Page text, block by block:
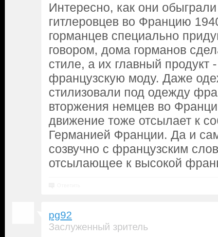
Интересно, как они
гитлеровцев во Францию
горманцев специально
говором, дома горманов
стиле, а их главный продукт
французскую моду. Даже
стилизовали под одежду
вторжения немцев во
движение тоже отсылает к
Германией Франции. Да и
созвучно с французским
отсылающее к высокой
pg92
Заслуженный зритель